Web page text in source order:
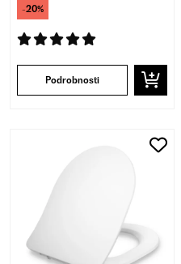
-20%
Podrobnosti